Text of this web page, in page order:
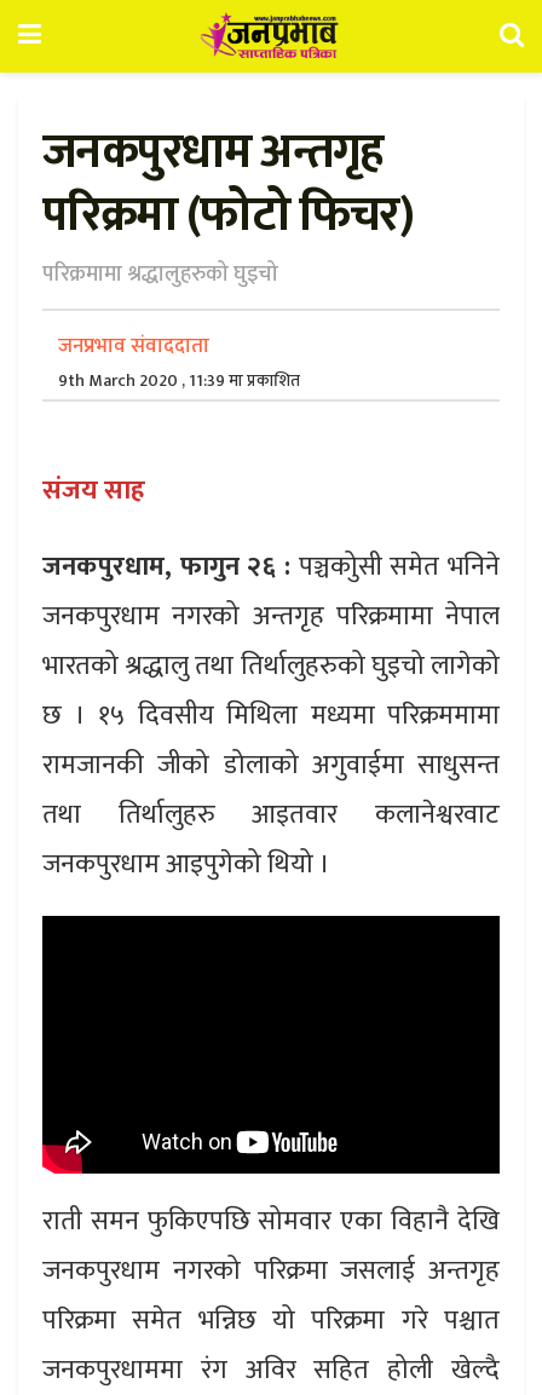
जनकपुरधाम अन्तगृह
परिक्रमा (फोटो फिचर)
परिक्रमामा श्रद्धालुहरुको घुइचो
जनप्रभाव संवाददाता
9th March 2020 , 11:39 मा प्रकाशित
संजय साह
जनकपुरधाम, फागुन २६ : पञ्चकोुसी समेत भनिने
जनकपुरधाम नगरको अन्तगृह परिक्रमामा नेपाल
भारतको श्रद्धालु तथा तिर्थालुहरुको घुइचो लागेको
छ । १५ दिवसीय मिथिला मध्यमा परिक्रममामा
रामजानकी जीको डोलाको अगुवाईमा साधुसन्त
तथा तिर्थालुहरु आइतवार कलानेश्वरवाट
जनकपुरधाम आइपुगेको थियो ।
राती समन फुकिएपछि सोमवार एका विहानै देखि
जनकपुरधाम नगरको परिक्रमा जसलाई अन्तगृह
परिक्रमा समेत भन्निछ यो परिक्रमा गरे पश्चात
जनकपुरधाममा रंग अविर सहित होली खेल्दै